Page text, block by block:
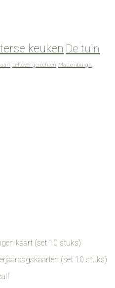
keuken De tuin
Leftover gerechten Mattemburgh